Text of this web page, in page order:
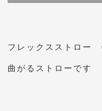
フレックスストロー
曲がるストローです